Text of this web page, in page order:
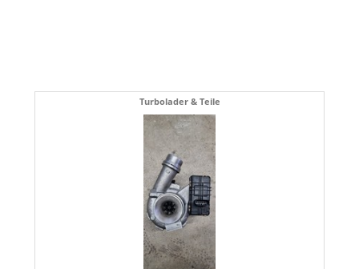
Turbolader & Teile